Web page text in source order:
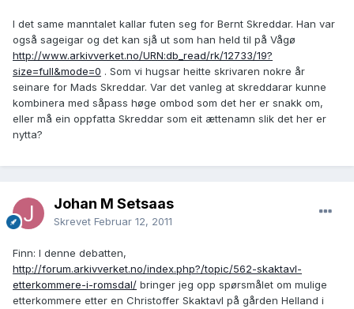
I det same manntalet kallar futen seg for Bernt Skreddar. Han var
også sageigar og det kan sjå ut som han held til på Vågø
http://www.arkivverket.no/URN:db_read/rk/12733/19?
size=full&mode=0 . Som vi hugsar heitte skrivaren nokre år
seinare for Mads Skreddar. Var det vanleg at skreddarar kunne
kombinera med såpass høge ombod som det her er snakk om,
eller må ein oppfatta Skreddar som eit ættenamn slik det her er
nytta?
Johan M Setsaas
Skrevet Februar 12, 2011
Finn: I denne debatten,
http://forum.arkivverket.no/index.php?/topic/562-skaktavl-
etterkommere-i-romsdal/ bringer jeg opp spørsmålet om mulige
etterkommere etter en Christoffer Skaktavl på gården Helland i